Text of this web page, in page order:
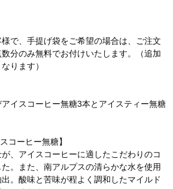
で、手提げ袋をご希望の場合は、ご注文
分のみ無料でお付けいたします。（追加
ります）
イスコーヒー無糖3本とアイスティー無糖
コーヒー無糖】
、アイスコーヒーに適したこだわりのコ
。また、南アルプスの清らかな水を使用
。酸味と苦味が程よく調和したマイルド